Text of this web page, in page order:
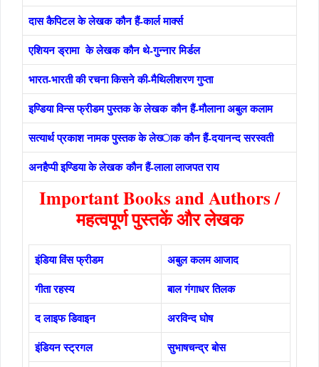
दास कैपिटल के लेखक कौन हैं-कार्ल मार्क्‍स
एशियन ड्रामा के लेखक कौन थे-गुन्‍नार मिर्डल
भारत-भारती की रचना किसने की-मैथिलीशरण गुप्‍ता
इण्डिया विन्‍स फ्रीडम पुस्‍तक के लेखक कौन हैं-मौलाना अबुल कलाम
सत्‍यार्थ प्रकाश नामक पुस्‍तक के लेख्‍ाक कौन हैं-दयानन्‍द सरस्‍वती
अनहैप्‍पी इण्डिया के लेखक कौन हैं-लाला लाजपत राय
Important Books and Authors /
महत्वपूर्ण पुस्तकें और लेखक
इंडिया विंस फ्रीडम
अबुल कलम आजाद
गीता रहस्य
बाल गंगाधर तिलक
द लाइफ डिवाइन
अरविन्द घोष
इंडियन स्ट्रगल
सुभाषचन्द्र बोस